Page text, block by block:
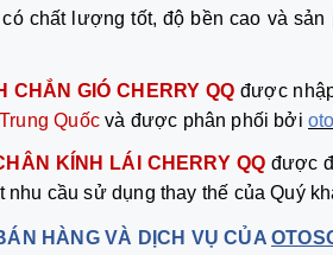
chất lượng tốt, độ bền cao và
CHẮN GIÓ CHERRY QQ được
Trung Quốcvà được phân phối bởi
KÍNH LÁI CHERRY QQđược
nhu cầu sử dụng thay thế của Quý
HÀNG VÀ DỊCH VỤ CỦA